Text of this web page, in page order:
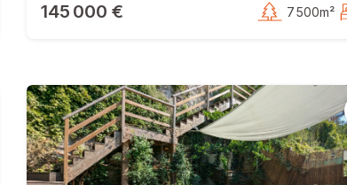
145 000 € 7 500m²